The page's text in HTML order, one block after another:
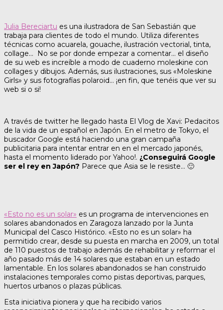
Julia Bereciartu es una ilustradora de San Sebastián que
trabaja para clientes de todo el mundo. Utiliza diferentes
técnicas como acuarela, gouache, ilustración vectorial, tinta,
collage… No se por donde empezar a comentar… el diseño
de su web es increíble a modo de cuaderno moleskine con
collages y dibujos. Además, sus ilustraciones, sus «Moleskine
Girls» y sus fotografías polaroid… ¡en fin, que tenéis que ver su
web si o si!
A través de twitter he llegado hasta El Vlog de Xavi: Pedacitos
de la vida de un español en Japón. En el metro de Tokyo, el
buscador Google está haciendo una gran campaña
publicitaria para intentar entrar en en el mercado japonés,
hasta el momento liderado por Yahoo!. ¿Conseguirá Google
ser el rey en Japón? Parece que Asia se le resiste… 🙂
«Esto no es un solar» es un programa de intervenciones en
solares abandonados en Zaragoza lanzado por la Junta
Municipal del Casco Histórico. «Esto no es un solar» ha
permitido crear, desde su puesta en marcha en 2009, un total
de 110 puestos de trabajo además de rehabilitar y reformar el
año pasado más de 14 solares que estaban en un estado
lamentable. En los solares abandonados se han construido
instalaciones temporales como pistas deportivas, parques,
huertos urbanos o plazas públicas.
Esta iniciativa pionera y que ha recibido varios